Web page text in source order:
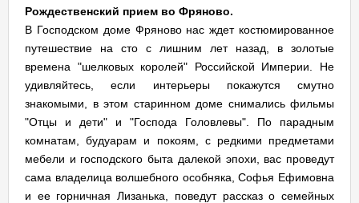
Рождественский прием во Фряново.
В Господском доме Фряново нас ждет костюмированное
путешествие на сто с лишним лет назад, в золотые
времена "шелковых королей" Российской Империи. Не
удивляйтесь, если интерьеры покажутся смутно
знакомыми, в этом старинном доме снимались фильмы
"Отцы и дети" и "Господа Головлевы". По парадным
комнатам, будуарам и покоям, с редкими предметами
мебели и господского быта далекой эпохи, вас проведут
сама владелица волшебного особняка, Софья Ефимовна
и ее горничная Лизанька, поведут рассказ о семейных